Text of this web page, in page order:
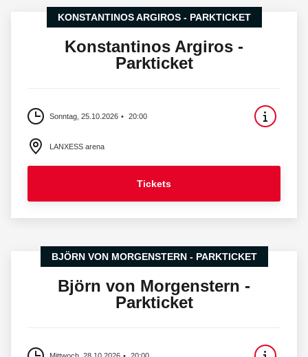
KONSTANTINOS ARGIROS - PARKTICKET
Konstantinos Argiros -
Parkticket
Sonntag, 25.10.2026 20:00
LANXESS arena
Tickets
BJÖRN VON MORGENSTERN - PARKTICKET
Björn von Morgenstern -
Parkticket